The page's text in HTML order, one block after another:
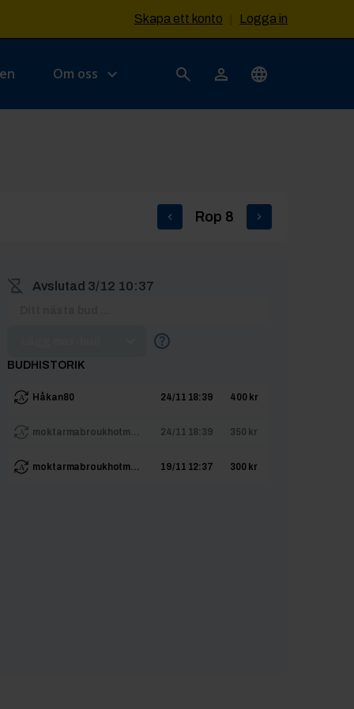
Skapa ett konto Logga in
Om oss
Rop 8
Avslutad 3/12 10:37
BUDHISTORIK
Håkan80 24/11 18:39 400 kr
moktarmabroukhotm... 24/11 18:39 350 kr
moktarmabroukhotm... 19/11 12:37 300 kr